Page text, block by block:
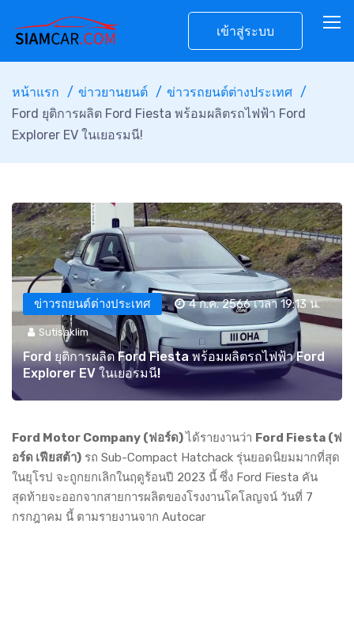
เข้าสู่ระบบ
หน้าแรก ข่าวยานยนต์
ข่าวรถยนต์ต่างประเทศ
Ford ยุติการผลิต Ford Fiesta พร้อมผลิตรถไฟฟ้า Ford
Explorer EV ในเยอรมนี!
ข่าวรถยนต์ต่างประเทศ 4 ก.ค. 2566 เวลา 19:13 น.
Sutisaklim
Ford ยุติการผลิต Ford Fiesta พร้อมผลิตรถไฟฟ้า Ford
Explorer EV ในเยอรมนี!
Ford Motor Company (ฟอร์ด)ได้รายงานว่า Ford Fiesta (ฟ
อร์ด เฟียสต้า) รถ Sub-Compact Hatchack รุ่นยอดนิยมมากที่สุด
ในยุโรป จะถูกยกเลิกในฤดูร้อนปี 2023 นี้ ซึ่ง Ford Fiesta คัน
สุดท้ายจะออกจากสายการผลิตของโรงงานโคโลญจน์ วันที่ 7
กรกฎาคม นี้ ตามรายงานจาก Autocar